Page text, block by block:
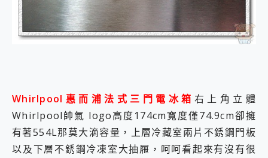
Whirlpool惠而浦法式三門電冰箱 右上角立體
Whirlpool帥氣 logo高度174cm寬度僅74.9cm卻擁
有著554L那莫大滴容量，上層冷藏室兩片不銹鋼門板
以及下層不銹鋼冷凍室大抽屜，呵呵看起來有沒有很